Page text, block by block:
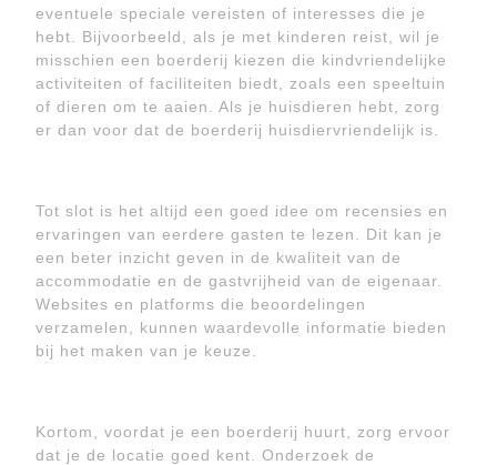
eventuele speciale vereisten of interesses die je
hebt. Bijvoorbeeld, als je met kinderen reist, wil je
misschien een boerderij kiezen die kindvriendelijke
activiteiten of faciliteiten biedt, zoals een speeltuin
of dieren om te aaien. Als je huisdieren hebt, zorg
er dan voor dat de boerderij huisdiervriendelijk is.
Tot slot is het altijd een goed idee om recensies en
ervaringen van eerdere gasten te lezen. Dit kan je
een beter inzicht geven in de kwaliteit van de
accommodatie en de gastvrijheid van de eigenaar.
Websites en platforms die beoordelingen
verzamelen, kunnen waardevolle informatie bieden
bij het maken van je keuze.
Kortom, voordat je een boerderij huurt, zorg ervoor
dat je de locatie goed kent. Onderzoek de